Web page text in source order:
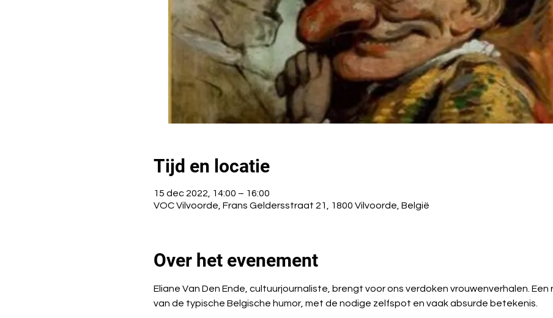
Tijd en locatie
15 dec 2022, 14:00 – 16:00
VOC Vilvoorde, Frans Geldersstraat 21, 1800 Vilvoorde, België
Over het evenement
Eliane Van Den Ende, cultuurjournaliste, brengt voor ons verdoken vrouwenverhalen.
van de typische Belgische humor, met de nodige zelfspot en vaak absurde betekenis.